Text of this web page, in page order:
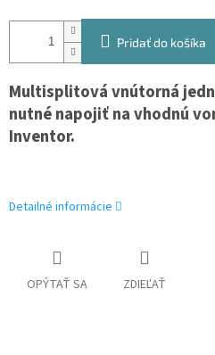
Pridať do košíka
Multisplitová vnútorná
nutné napojiť na vhodnú
Inventor.
Detailné informácie
OPÝTAŤ SA ZDIEĽAŤ